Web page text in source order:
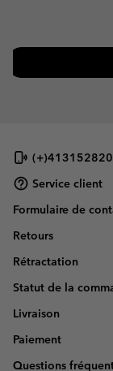
Service client
Formulaire de
Retours
Rétractation
Statut de la
Livraison
Paiement
Questions